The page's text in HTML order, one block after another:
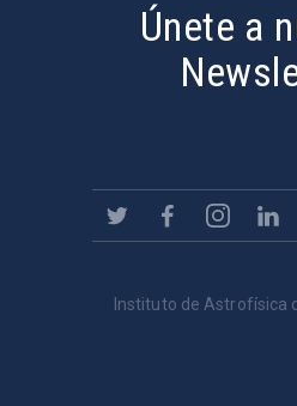
Únete a
Instituto de Astrofísica